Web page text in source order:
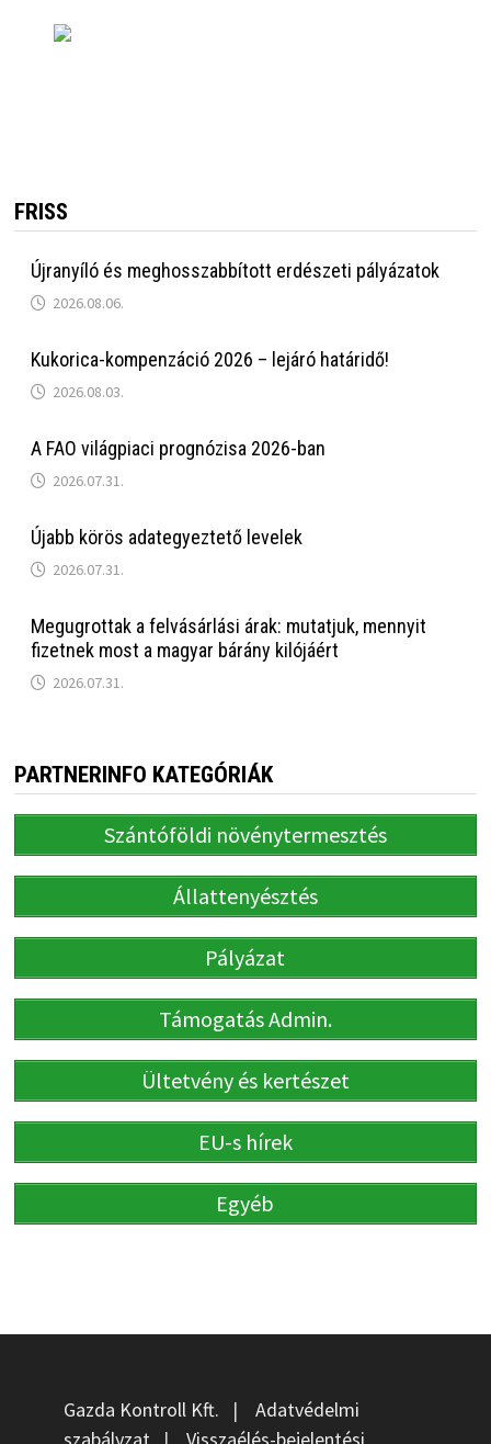
FRISS
Újranyíló és meghosszabbított erdészeti pályázatok
2026.08.06.
Kukorica-kompenzáció 2026 – lejáró határidő!
2026.08.03.
A FAO világpiaci prognózisa 2026-ban
2026.07.31.
Újabb körös adategyeztető levelek
2026.07.31.
Megugrottak a felvásárlási árak: mutatjuk, mennyit
fizetnek most a magyar bárány kilójáért
2026.07.31.
PARTNERINFO KATEGÓRIÁK
Szántóföldi növénytermesztés
Állattenyésztés
Pályázat
Támogatás Admin.
Ültetvény és kertészet
EU-s hírek
Egyéb
Gazda Kontroll Kft. | Adatvédelmi
szabályzat | Visszaélés-bejelentési